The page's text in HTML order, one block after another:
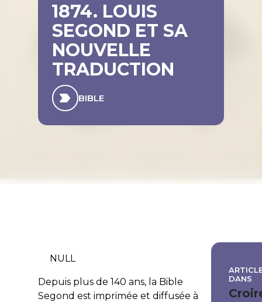
1874. LOUIS
SEGOND ET SA
NOUVELLE
TRADUCTION
BIBLE
NULL
Depuis plus de 140 ans, la Bible
Segond est imprimée et diffusée à
DANS